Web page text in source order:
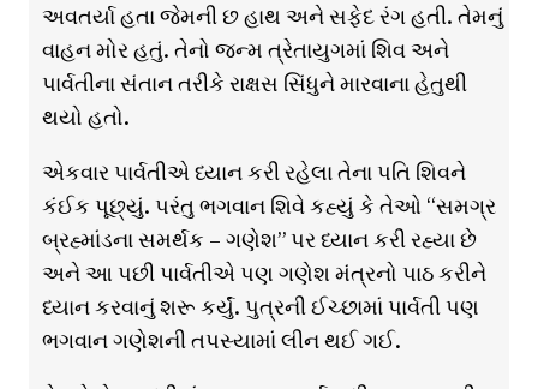
અવતર્યા હતા જેમની છ હાથ અને સફેદ રંગ હતી. તેમનું
વાહન મોર હતું. તેનો જન્મ ત્રેતાયુગમાં શિવ અને
પાર્વતીના સંતાન તરીકે રાક્ષસ સિંધુને મારવાના હેતુથી
થયો હતો.
એકવાર પાર્વતીએ ધ્યાન કરી રહેલા તેના પતિ શિવને
કંઈક પૂછ્યું. પરંતુ ભગવાન શિવે કહ્યું કે તેઓ “સમગ્ર
બ્રહ્માંડના સમર્થક – ગણેશ” પર ધ્યાન કરી રહ્યા છે
અને આ પછી પાર્વતીએ પણ ગણેશ મંત્રનો પાઠ કરીને
ધ્યાન કરવાનું શરૂ કર્યું. પુત્રની ઈચ્છામાં પાર્વતી પણ
ભગવાન ગણેશની તપસ્યામાં લીન થઈ ગઈ.